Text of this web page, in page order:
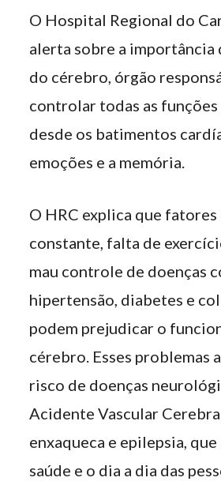
O Hospital Regional do
alerta sobre a importância
do cérebro, órgão
controlar todas as
desde os batimentos
emoções e a memória.
O HRC explica que
constante, falta de
mau controle de doenças
hipertensão, diabetes e
podem prejudicar o
cérebro. Esses problemas
risco de doenças
Acidente Vascular
enxaqueca e epilepsia, que
saúde e o dia a dia das